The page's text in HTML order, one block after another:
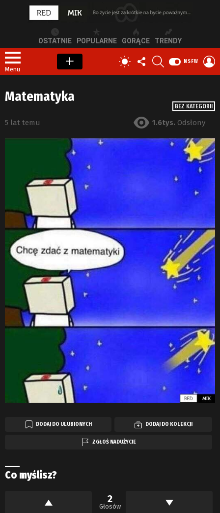
OSTATNIE POPULARNE GORĄCE TRENDY
Menu
PRZEŁĄCZ
SKÓRKĘ
OBSERWUJ
NAS
NSFW
BEZ KATEGORII
Matematyka
5 lat temu 1.6tys. Odsłony
DODAJ DO ULUBIONYCH DODAJ DO KOLEKCJI
ZGŁOŚ NADUŻYCIE
Co myślisz?
2
Głosów